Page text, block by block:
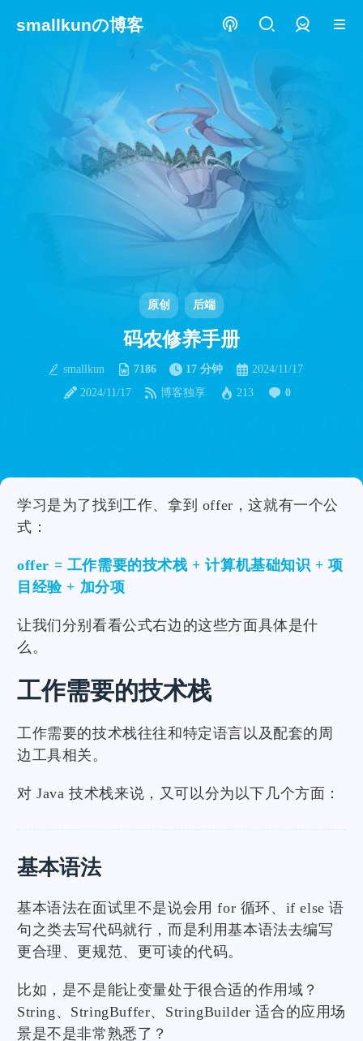
smallkunの博客
原创 后端
码农修养手册
smallkun 7186 17 分钟
2024/11/17
2024/11/17
博客独享 213 0
学习是为了找到工作、拿到 offer，这就有一个公
式：
offer = 工作需要的技术栈 + 计算机基础知识 + 项
目经验 + 加分项
让我们分别看看公式右边的这些方面具体是什
么。
工作需要的技术栈
工作需要的技术栈往往和特定语言以及配套的周
边工具相关。
对 Java 技术栈来说，又可以分为以下几个方面：
基本语法
基本语法在面试里不是说会用 for 循环、if else 语
句之类去写代码就行，而是利用基本语法去编写
更合理、更规范、更可读的代码。
比如，是不是能让变量处于很合适的作用域？
String、StringBuffer、StringBuilder 适合的应用场
景是不是非常熟悉了？